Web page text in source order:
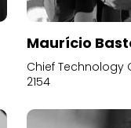
Maurício
Chief Technology
2154